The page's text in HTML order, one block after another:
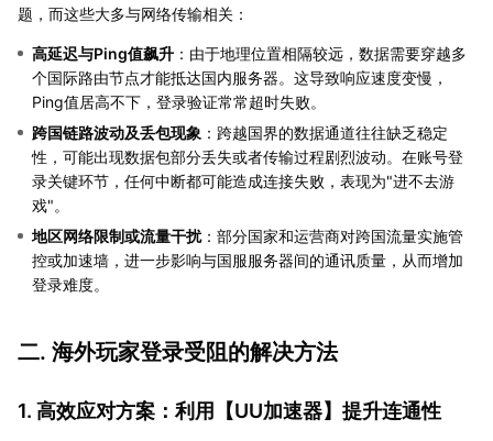
题，而这些大多与网络传输相关：
高延迟与Ping值飙升 ：由于地理位置相隔较远，数据需要穿越多
个国际路由节点才能抵达国内服务器。这导致响应速度变慢，
Ping值居高不下，登录验证常常超时失败。
跨国链路波动及丢包现象 ：跨越国界的数据通道往往缺乏稳定
性，可能出现数据包部分丢失或者传输过程剧烈波动。在账号登
录关键环节，任何中断都可能造成连接失败，表现为"进不去游
戏"。
地区网络限制或流量干扰：部分国家和运营商对跨国流量实施管
控或加速墙，进一步影响与国服服务器间的通讯质量，从而增加
登录难度。
二. 海外玩家登录受阻的解决方法
1. 高效应对方案：利用【UU加速器】提升连通性